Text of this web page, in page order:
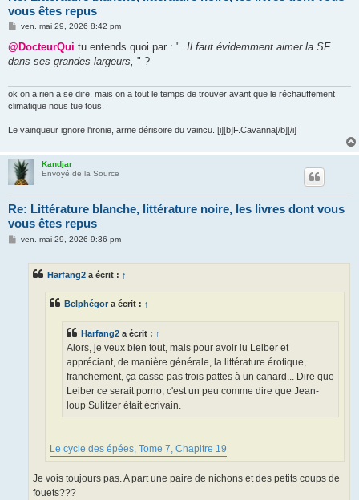
vous êtes repus
M
s
a
ven. mai 29, 2026 8:42 pm
@DocteurQui tu entends quoi par : ". Il faut évidemment aimer la SF
dans ses grandes largeurs, " ?
ok on a rien a se dire, mais on a tout le temps de trouver avant que le réchauffement
climatique nous tue tous.
Le vainqueur ignore l'ironie, arme dérisoire du vaincu. [i][b]F.Cavanna[/b][/i]
Kandjar
Envoyé de la Source
Re: Littérature blanche, littérature noire, les livres dont vous
vous êtes repus
Mven. mai 29, 2026 9:36 pm
Harfang2 a écrit : ↑
Belphégora écrit : ↑
Harfang2 a écrit : ↑
Alors, je veux bien tout, mais pour avoir lu Leiber et
appréciant, de manière générale, la littérature érotique,
franchement, ça casse pas trois pattes à un canard... Dire que
Leiber ce serait porno, c'est un peu comme dire que Jean-
loup Sulitzer était écrivain.
Le cycle des épées, Tome 7, Chapitre 19
Je vois toujours pas. A part une paire de nichons et des petits coups de
fouets???